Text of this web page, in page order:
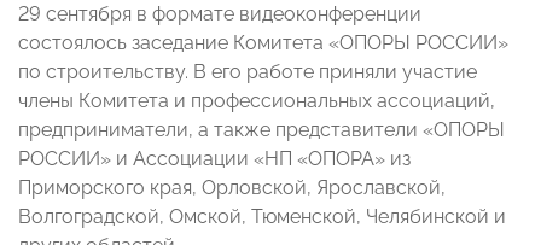
29 сентября в формате видеоконференции
состоялось заседание Комитета «ОПОРЫ РОССИИ»
по строительству. В его работе приняли участие
члены Комитета и профессиональных ассоциаций,
предприниматели, а также представители «ОПОРЫ
РОССИИ» и Ассоциации «НП «ОПОРА» из
Приморского края, Орловской, Ярославской,
Волгоградской, Омской, Тюменской, Челябинской и